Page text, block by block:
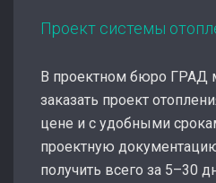
Проект системы
В проектном бюро ГРАД
заказать проект
цене и с удобными
проектную
получить всего за 5–30